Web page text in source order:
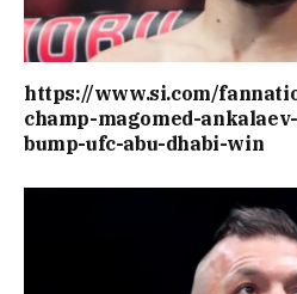
https://www.si.com/
champ-magomed-
bump-ufc-abu-dhabi-win